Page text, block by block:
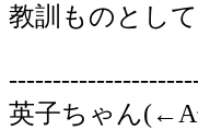
教訓ものとし
英子ちゃん(←A